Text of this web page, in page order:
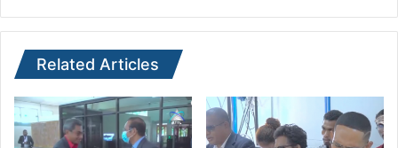
Related Articles